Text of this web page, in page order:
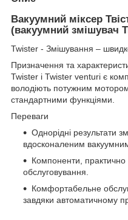
Вакуумний міксер
(вакуумний змішувач
Twister - Змішування –
Призначення та
Twister і Twister venturi є
володіють потужним
стандартними функціями.
Переваги
Однорідні результати
вдосконаленим вакуумним
Компоненти,
обслуговування.
Комфортабельне
завдяки автоматичному